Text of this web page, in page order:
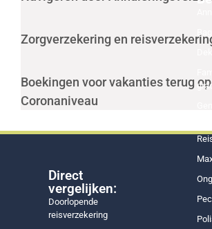
Zorgverzekering en
Boekingen voor vakanties terug
Coronaniveau
Direct
vergelijken:
Doorlopende
reisverzekering